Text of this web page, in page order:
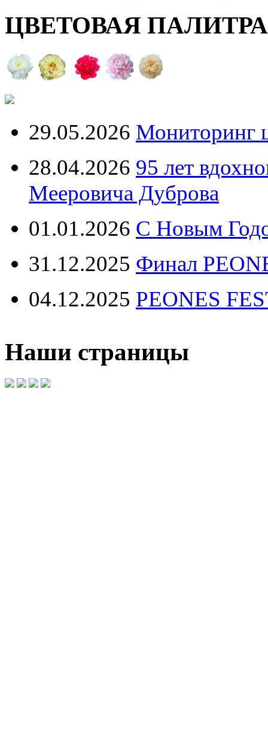
ЦВЕТОВАЯ
29.05.2026 Мониторинг
28.04.2026 95 лет
Мееровича Дуброва
01.01.2026 С Новым
31.12.2025 Финал
04.12.2025 PEONES
Наши страницы